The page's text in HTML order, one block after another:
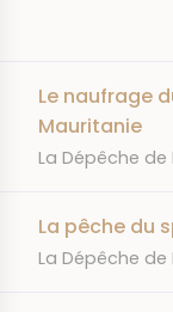
Le naufrage
Mauritanie
JOURNAL
La Dépêche de
La pêche du
JOURNAL
La Dépêche de